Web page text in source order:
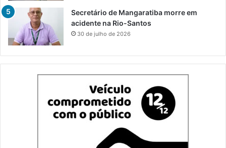
Secretário de Mangaratiba morre em
acidente na Rio-Santos
30 de julho de 2026